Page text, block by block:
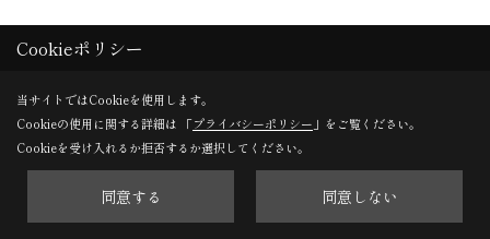
Cookieポリシー
当サイトではCookieを使用します。
Cookieの使用に関する詳細は 「プライバシーポリシー 」をご覧ください。
Cookieを受け入れるか拒否するか選択してください。
同意する 同意しない